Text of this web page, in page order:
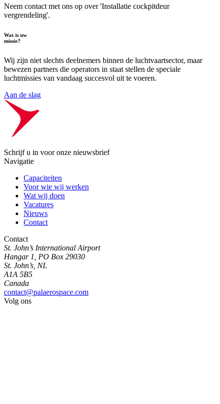
Neem contact met ons op over 'Installatie cockpitdeur
vergrendeling'.
Wat is uw
missie?
Wij zijn niet slechts deelnemers binnen de luchtvaartsector, maar
bewezen partners die operators in staat stellen de speciale
luchtmissies van vandaag succesvol uit te voeren.
Aan de slag
Schrijf u in voor onze nieuwsbrief
Navigatie
Capaciteiten
Voor wie wij werken
Wat wij doen
Vacatures
Nieuws
Contact
Contact
St. John’s International Airport
Hangar 1, PO Box 29030
St. John’s, NL
A1A 5B5
Canada
contact@palaerospace.com
Volg ons